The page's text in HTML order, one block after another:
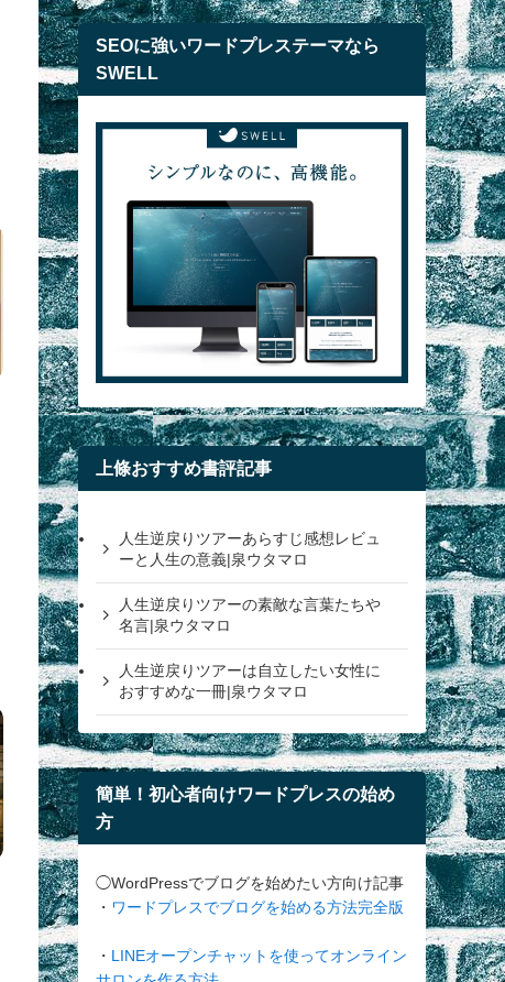
SEOに強いワードプレステーマなら
SWELL
上條おすすめ書評記事
人生逆戻りツアーあらすじ感想レビュ
ーと人生の意義|泉ウタマロ
人生逆戻りツアーの素敵な言葉たちや
名言|泉ウタマロ
人生逆戻りツアーは自立したい女性に
おすすめな一冊|泉ウタマロ
簡単！初心者向けワードプレスの始め
方
◯WordPressでブログを始めたい方向け記事
・ ワードプレスでブログを始める方法完全版
・ LINEオープンチャットを使ってオンライン